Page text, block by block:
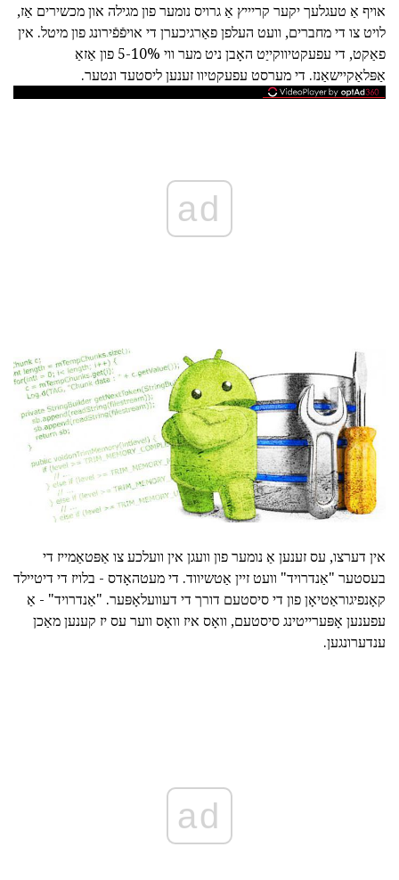
אויף אַ טעגלעך יקער קריייץ אַ גרויס נומער פון מגילה און מכשירים אַז,
לויט צו די מחברים, וועט העלפן פאַרגיכערן די אויפֿפֿירונג פון מיטל. אין
פאַקט, די עפעקטיווקייַט האָבן ניט מער ווי 5-10% פון אַזאַ
אַפּלאַקיישאַנז. די מערסט עפעקטיוו זענען ליסטעד ונטער.
ad
אין דערצו, עס זענען אַ נומער פון וועגן אין וועלכע צו אַפּטאַמייז די
בעסטער "אַנדרויד" וועט זיין אַטשיווד. די מעטהאָדס - בלויז די דיטיילד
קאָנפיגוראַטיאָן פון די סיסטעם דורך די דעוועלאָפּער. "אַנדרויד" - אַ
עפענען אָפּערייטינג סיסטעם, וואָס איז וואָס ווער עס יז קענען מאַכן
ענדערונגען.
ad